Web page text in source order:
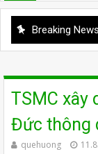
Breaking News
TSMC xây
Đức thông
quehuong